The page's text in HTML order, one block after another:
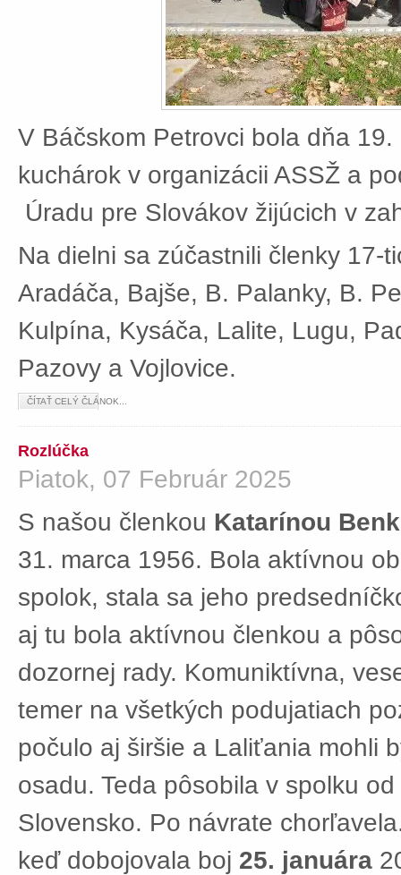
V Báčskom Petrovci bola dňa
kuchárok v organizácii ASSŽ a
Úradu pre Slovákov žijúcich v
Na dielni sa zúčastnili členky 17-
Aradáča, Bajše, B. Palanky, B.
Kulpína, Kysáča, Lalite, Lugu,
Pazovy a Vojlovice.
ČÍTAŤ CELÝ ČLÁNOK...
Rozlúčka
Piatok, 07 Február 2025
S našou členkou Katarínou
31. marca 1956. Bola aktívnou
spolok, stala sa jeho
aj tu bola aktívnou členkou a
dozornej rady. Komuniktívna,
temer na všetkých podujatiach
počulo aj širšie a Laliťania mohli
osadu. Teda pôsobila v spolku
Slovensko. Po návrate
keď dobojovala boj 25. januára